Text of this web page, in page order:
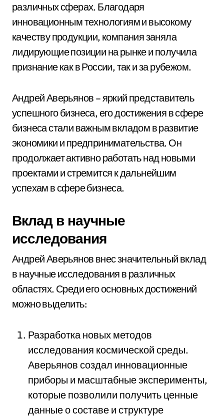
различных сферах. Благодаря
инновационным технологиям и высокому
качеству продукции, компания заняла
лидирующие позиции на рынке и получила
признание как в России, так и за рубежом.
Андрей Аверьянов – яркий представитель
успешного бизнеса, его достижения в сфере
бизнеса стали важным вкладом в развитие
экономики и предпринимательства. Он
продолжает активно работать над новыми
проектами и стремится к дальнейшим
успехам в сфере бизнеса.
Вклад в научные
исследования
Андрей Аверьянов внес значительный вклад
в научные исследования в различных
областях. Среди его основных достижений
можно выделить:
Разработка новых методов
исследования космической среды.
Аверьянов создал инновационные
приборы и масштабные эксперименты,
которые позволили получить ценные
данные о составе и структуре